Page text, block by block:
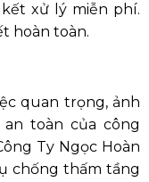
xử lý miễn phí.
hoàn toàn.
quan trọng, ảnh
toàn của công
Ty Ngọc Hoàn
chống thấm tầng